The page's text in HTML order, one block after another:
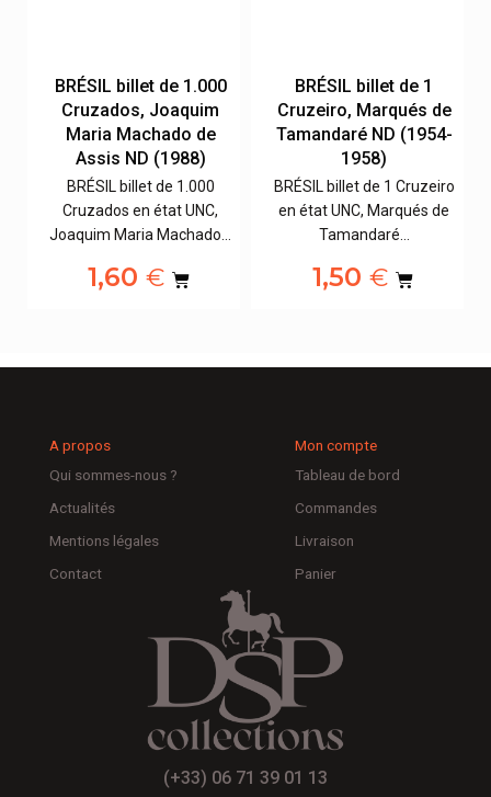
BRÉSIL billet de 1.000
Cruzados, Joaquim
Maria Machado de
Assis ND (1988)
BRÉSIL billet de 1.000
Cruzados en état UNC,
Joaquim Maria Machado…
1,60€
BRÉSIL billet de 1
Cruzeiro, Marqués de
Tamandaré ND (1954-
1958)
BRÉSIL billet de 1 Cruzeiro
en état UNC, Marqués de
Tamandaré…
1,50 €
A propos
Qui sommes-nous ?
Actualités
Mentions légales
Contact
Mon compte
Tableau de bord
Commandes
Livraison
Panier
(+33) 06 71 39 01 13